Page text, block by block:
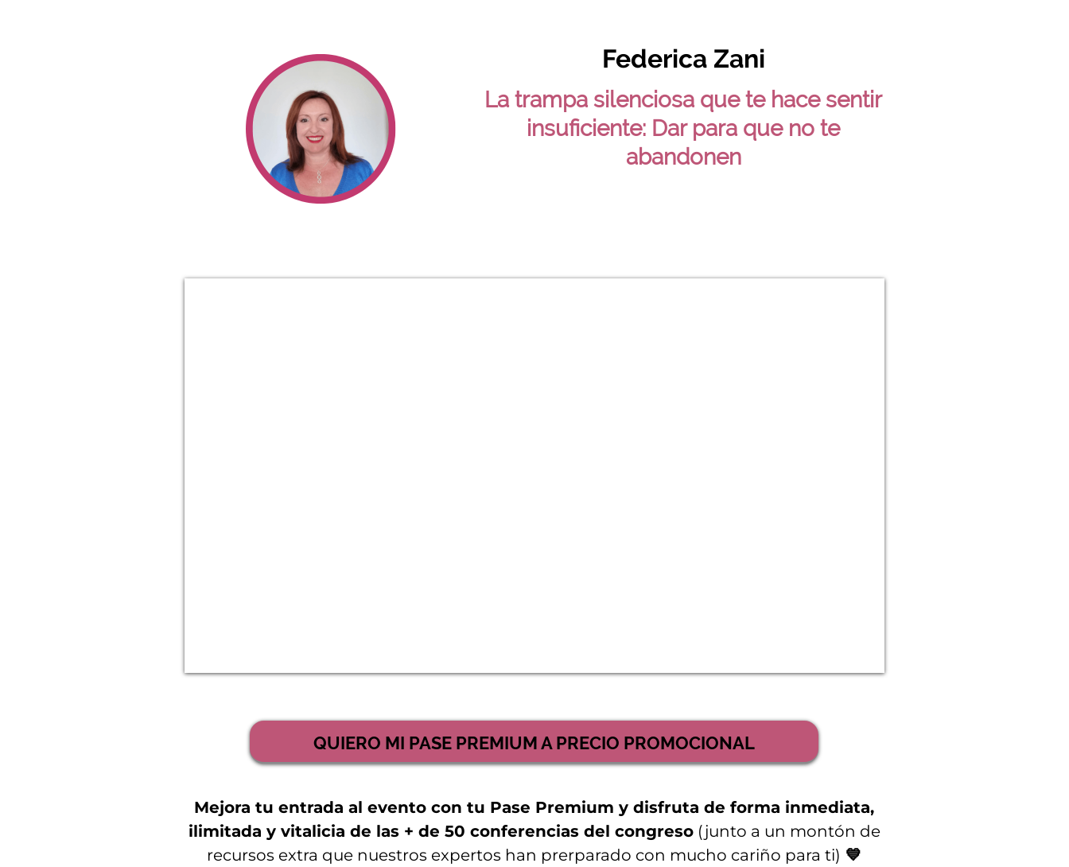
Federica Zani
La trampa silenciosa que te hace sentir
insuficiente: Dar para que no te
abandonen
QUIERO MI PASE PREMIUM A PRECIO PROMOCIONAL
Mejora tu entrada al evento con tu Pase Premium y disfruta de forma inmediata,
ilimitada y vitalicia de las + de 50 conferencias del congreso(junto a un montón de
recursos extra que nuestros expertos han prerparado con mucho cariño para ti) 💙